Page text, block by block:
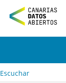
n
tEscuchar